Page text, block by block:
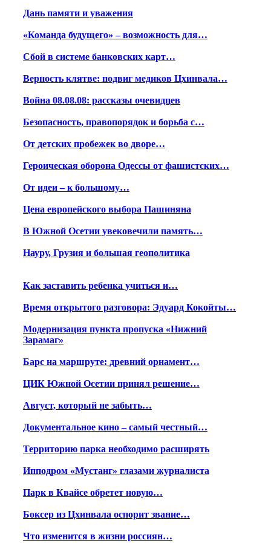
Дань памяти и уважения
«Команда будущего» – возможность для…
Сбой в системе банковских карт…
Верность клятве: подвиг медиков Цхинвала…
Война 08.08.08: рассказы очевидцев
Безопасность, правопорядок и борьба с…
От детских пробежек во дворе…
Героическая оборона Одессы от фашистских…
От идеи – к большому…
Цена европейского выбора Пашиняна
В Южной Осетии увековечили память…
Науру, Грузия и большая геополитика
Как заставить ребенка учиться и…
Время открытого разговора: Эдуард Кокойты…
Модернизация пункта пропуска «Нижний
Зарамаг»
Барс на маршруте: древний орнамент…
ЦИК Южной Осетии принял решение…
Август, который не забыть…
Документальное кино – самый честный…
Территорию парка необходимо расширять
Ипподром «Мустанг» глазами журналиста
Парк в Квайсе обретет новую…
Боксер из Цхинвала оспорит звание…
Что изменится в жизни россиян…